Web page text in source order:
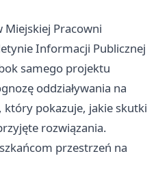
Pracowni
Informacji Publicznej
samego projektu
oddziaływania na
który pokazuje, jakie skutki
rozwiązania.
przestrzeń na